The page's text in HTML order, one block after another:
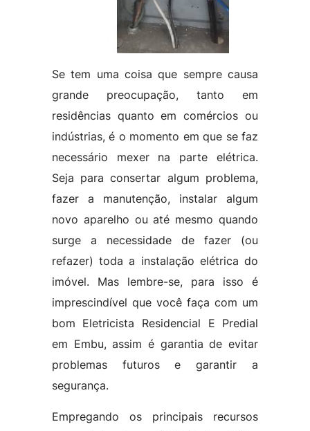
Se tem uma coisa que sempre causa
grande preocupação, tanto em
residências quanto em comércios ou
indústrias, é o momento em que se faz
necessário mexer na parte elétrica.
Seja para consertar algum problema,
fazer a manutenção, instalar algum
novo aparelho ou até mesmo quando
surge a necessidade de fazer (ou
refazer) toda a instalação elétrica do
imóvel. Mas lembre-se, para isso é
imprescindível que você faça com um
bom Eletricista Residencial E Predial
em Embu, assim é garantia de evitar
problemas futuros e garantir a
segurança.
Empregando os principais recursos